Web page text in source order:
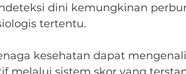
dini kemungkinan
tertentu.
kesehatan dapat
melalui sistem skor yang